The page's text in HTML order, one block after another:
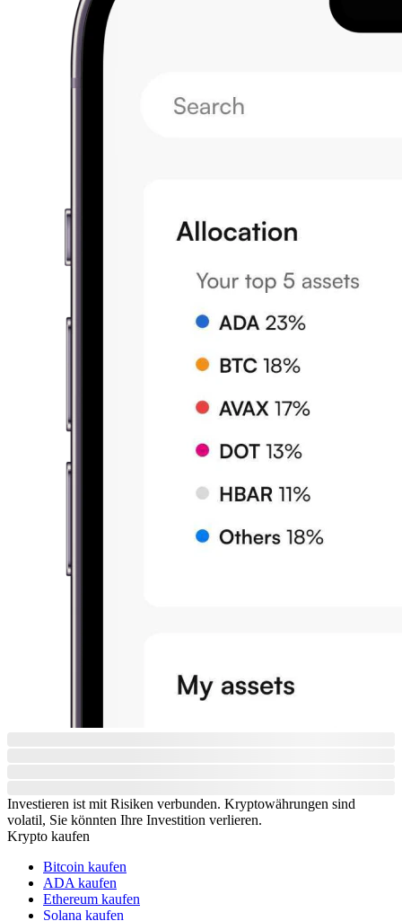
Investieren ist mit Risiken verbunden. Kryptowährungen sind
volatil, Sie könnten Ihre Investition verlieren.
Krypto kaufen
Bitcoin kaufen
ADA kaufen
Ethereum kaufen
Solana kaufen